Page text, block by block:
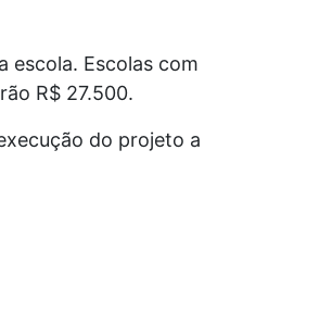
escola. Escolas com
R$ 27.500.
do projeto a